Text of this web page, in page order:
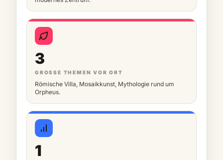
3
GROSSE THEMEN VOR ORT
Römische Villa, Mosaikkunst, Mythologie rund um
Orpheus.
1